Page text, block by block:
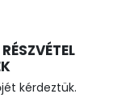
kérdeztük.